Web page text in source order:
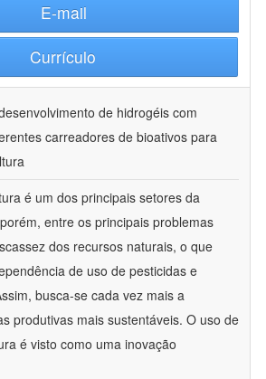
E-mail
Currículo
de hidrogéis com
carreadores de bioativos para
é um dos principais setores da
entre os principais problemas
dos recursos naturais, o que
de uso de pesticidas e
busca-se cada vez mais a
produtivas mais sustentáveis. O uso de
é visto como uma inovação